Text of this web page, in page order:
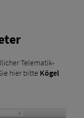
Telematik-
hier bitte Kögel